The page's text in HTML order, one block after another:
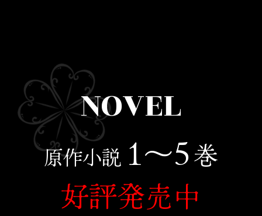
NOVEL
原作小説 1〜5巻
好評発売中